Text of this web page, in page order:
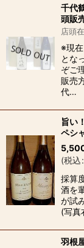
千代
頭販
店頭
※現
とな
ぞご
販売
代…
旨い
ペシ
(税込:
採算
酒を
が試
(写
羽根